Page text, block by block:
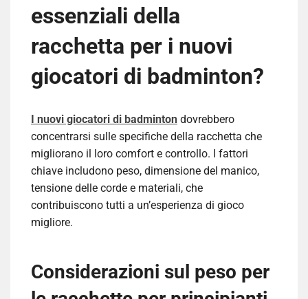
essenziali della
racchetta per i nuovi
giocatori di badminton?
I nuovi giocatori di badminton dovrebbero
concentrarsi sulle specifiche della racchetta che
migliorano il loro comfort e controllo. I fattori
chiave includono peso, dimensione del manico,
tensione delle corde e materiali, che
contribuiscono tutti a un’esperienza di gioco
migliore.
Considerazioni sul peso per